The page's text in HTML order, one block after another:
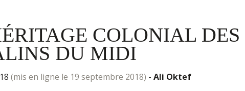
COLONIAL DES
DU MIDI
(mis en ligne le 19 septembre 2018) - Ali Oktef